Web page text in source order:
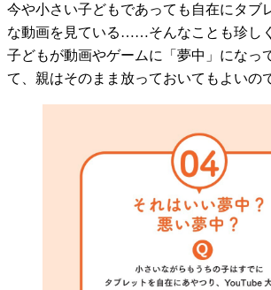
今や小さい子どもであっても自在にタブ
な動画を見ている……そんなことも珍し
子どもが動画やゲームに「夢中」になっ
て、親はそのまま放っておいてもよいの